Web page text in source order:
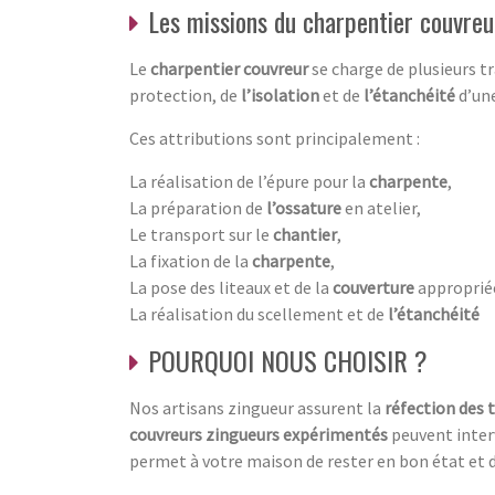
Les missions du charpentier
Le charpentier couvreurse charge de plusieurs
protection, de l’isolationet de l’étanchéité
Ces attributions sont principalement :
La réalisation de l’épure pour la charpente,
La préparation de l’ossatureen atelier,
Le transport sur le chantier,
La fixation de la charpente,
La pose des liteaux et de la couverture
La réalisation du scellement et de l’étanchéité
POURQUOI NOUS CHOISIR ?
Nos artisans zingueur assurent la réfection des
couvreurs zingueurs expérimentés peuvent
permet à votre maison de rester en bon état et